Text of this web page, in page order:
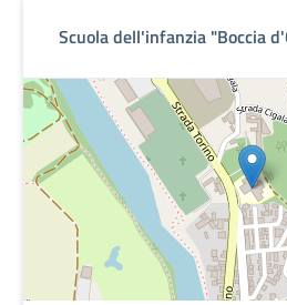
Scuola dell'infanzia "Boccia